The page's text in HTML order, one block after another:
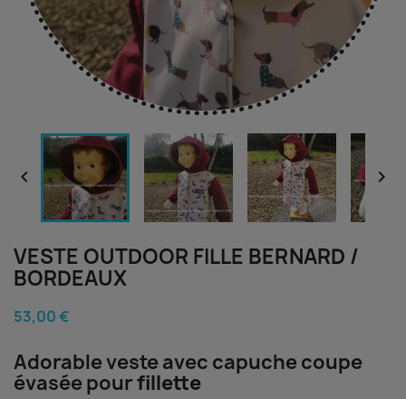
 
VESTE OUTDOOR FILLE BERNARD /
BORDEAUX
53,00 €
Adorable veste avec capuche coupe
évasée pourfillette